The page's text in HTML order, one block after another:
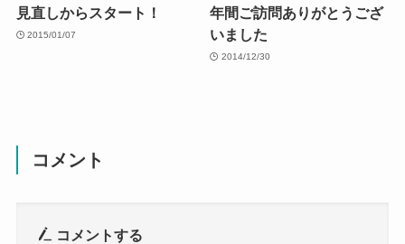
見直しからスタート！
2015/01/07
年間ご訪問ありがとうござ
いました
2014/12/30
コメント
コメントする